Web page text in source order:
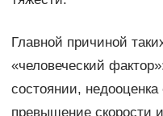
Главной причиной
«человеческий
состоянии,
превышение скорости